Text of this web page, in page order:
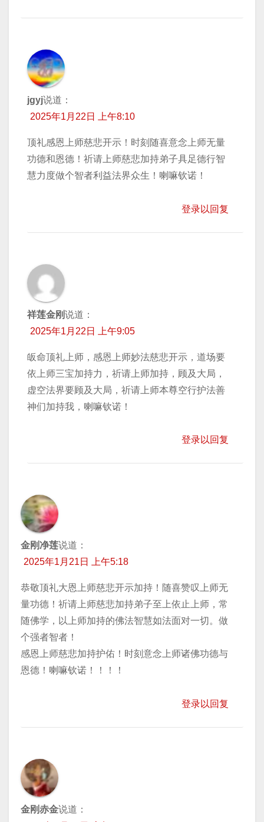
jgyj说道：
2025年1月22日 上午8:10
顶礼感恩上师慈悲开示！时刻随喜意念上师无量
功德和恩德！祈请上师慈悲加持弟子具足德行智
慧力度做个智者利益法界众生！喇嘛钦诺！
登录以回复
祥莲金刚说道：
2025年1月22日 上午9:05
皈命顶礼上师，感恩上师妙法慈悲开示，道场要
依上师三宝加持力，祈请上师加持，顾及大局，
虚空法界要顾及大局，祈请上师本尊空行护法善
神们加持我，喇嘛钦诺！
登录以回复
金刚净莲说道：
2025年1月21日 上午5:18
恭敬顶礼大恩上师慈悲开示加持！随喜赞叹上师无
量功德！祈请上师慈悲加持弟子至上依止上师，常
随佛学，以上师加持的佛法智慧如法面对一切。做
个强者智者！
感恩上师慈悲加持护佑！时刻意念上师诸佛功德与
恩德！喇嘛钦诺！！！！
登录以回复
金刚赤金说道：